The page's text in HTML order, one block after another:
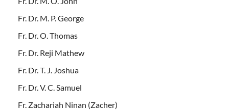
Fr. Dr. M. P. George
Fr. Dr. O. Thomas
Fr. Dr. Reji Mathew
Fr. Dr. T. J. Joshua
Fr. Dr. V. C. Samuel
Fr. Zachariah Ninan (Zacher)